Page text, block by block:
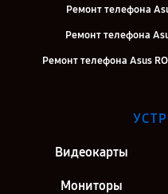
Ремонт телефона
Ремонт телефона
Ремонт телефона Asus
Видеокарты
Мониторы